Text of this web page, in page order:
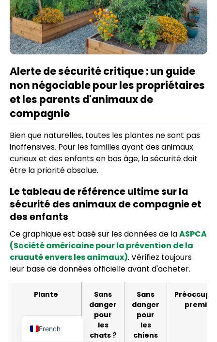
Alerte de sécurité critique : un guide
non négociable pour les propriétaires
et les parents d'animaux de
compagnie
Bien que naturelles, toutes les plantes ne sont pas
inoffensives. Pour les familles ayant des animaux
curieux et des enfants en bas âge, la sécurité doit
être la priorité absolue.
Le tableau de référence ultime sur la
sécurité des animaux de compagnie et
des enfants
Ce graphique est basé sur les données de laASPCA
(Société américaine pour la prévention de la
cruauté envers les animaux). Vérifiez toujours
leur base de données officielle avant d'acheter.
Plante
Sans
danger
pour
les
chats ?
Sans
danger
pour
les
chiens
French
Spanish
Russian
Arabic
Portuguese
Indonesian